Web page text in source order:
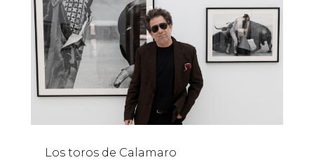
Los toros de Calamaro